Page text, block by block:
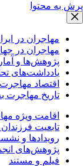
پرش به محتوا
مهاجران در
مهاجران در
پژوهش‌ها و
یادداشت‌های
اقتصاد مهاجرت
تاریخ مهاجرت
اقامت ویژه
تابعیت فرزندان
رویدادها و
پژوهش‌های
فیلم و مستند